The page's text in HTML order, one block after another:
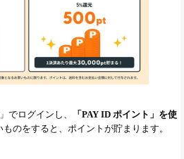
でログインし、
「PAY ID ポイント」を使
ものをすると、ポイントが貯まります。